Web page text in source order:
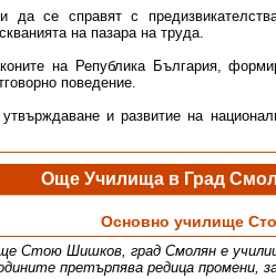
да се справят с
на пазара на труда.
на Република България,
поведение.
и развитие на
Още Училища в Град
Основно училище
Стою Шишков, град Смолян е
претърпява редица промени,